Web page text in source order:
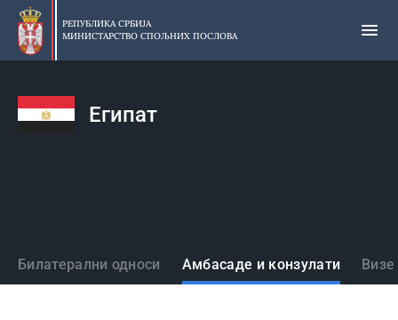
Прескочи
главни
део
РЕПУБЛИКА СРБИЈА
МИНИСТАРСТВО СПОЉНИХ ПОСЛОВА
Египат
Државе
Билатерални односи Амбасаде и конзулати